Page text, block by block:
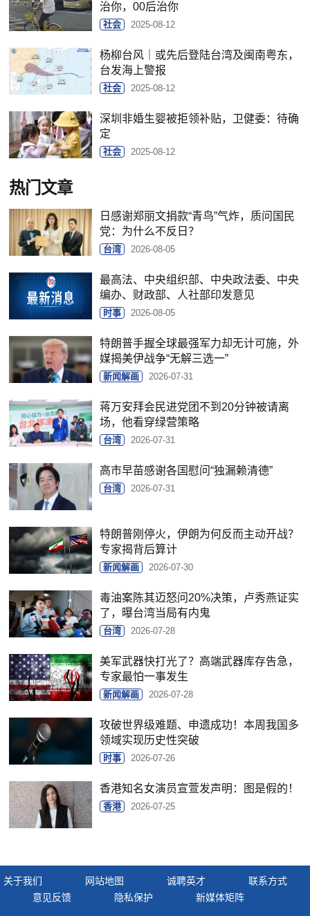
治你，00后治你
社会 2025-08-12
杨柳台风｜或先后登陆台湾及闽南粤东，
台发海上警报
社会 2025-08-12
深圳非婚生婴被拒领补贴，卫健委：待确
定
社会 2025-08-12
热门文章
日感谢郑丽文捐款“青鸟”气炸，质问国民
党：为什么不反日？
台湾 2026-08-05
最高法、中央组织部、中央政法委、中央
编办、财政部、人社部印发意见
时事 2026-08-05
特朗普手握全球最强军力却无计可施，外
媒揭美伊战争“无解三选一”
新闻解画 2026-07-31
蒋万安拜会民进党团不到20分钟被请离
场，他看穿绿营策略
台湾 2026-07-31
高市早苗感谢各国慰问“独漏赖清德”
台湾 2026-07-31
特朗普刚停火，伊朗为何反而主动开战？
专家揭背后算计
新闻解画 2026-07-30
毒油案陈其迈怒问20%决策，卢秀燕证实
了，曝台湾当局有内鬼
台湾 2026-07-28
美军武器快打光了？高端武器库存告急，
专家最怕一事发生
新闻解画 2026-07-28
攻破世界级难题、申遗成功！本周我国多
领域实现历史性突破
时事 2026-07-26
香港知名女演员宣萱发声明：图是假的！
香港 2026-07-25
关于我们 网站地图 诚聘英才
联系方式
意见反馈
隐私保护 新媒体矩阵